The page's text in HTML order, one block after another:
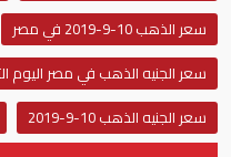
سعر الذهب 10-9-2019 في مصر
سعر الجنيه الذهب في مصر اليوم الثلاثاء
سعر الجنيه الذهب 10-9-2019